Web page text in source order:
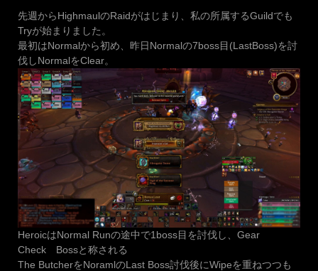
先週からHighmaulのRaidがはじまり、私の所属するGuildでも
Tryが始まりました。
最初はNormalから初め、昨日Normalの7boss目(LastBoss)を討
伐しNormalをClear。
HeroicはNormal Runの途中で1boss目を討伐し、Gear
Check Bossと称される
The ButcherをNoramlのLast Boss討伐後にWipeを重ねつつも